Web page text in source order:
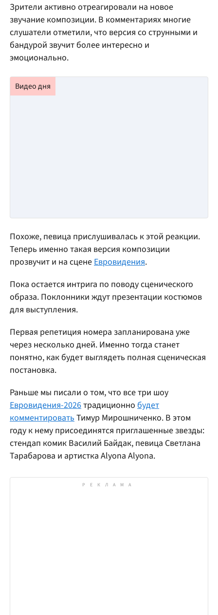
Зрители активно отреагировали на новое
звучание композиции. В комментариях многие
слушатели отметили, что версия со струнными и
бандурой звучит более интересно и
эмоционально.
Похоже, певица прислушивалась к этой реакции.
Теперь именно такая версия композиции
прозвучит и на сценеЕвровидения.
Пока остается интрига по поводу сценического
образа. Поклонники ждут презентации костюмов
для выступления.
Первая репетиция номера запланирована уже
через несколько дней. Именно тогда станет
понятно, как будет выглядеть полная сценическая
постановка.
Раньше мы писали о том, что все три шоу
Евровидения-2026традиционно будет
комментироватьТимур Мирошниченко. В этом
году к нему присоединятся приглашенные звезды:
стендап комик Василий Байдак, певица Светлана
Тарабарова и артистка Alyona Alyona.